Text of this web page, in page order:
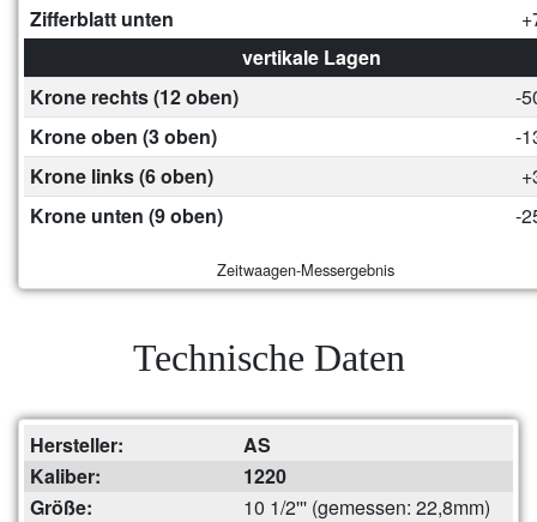
Zifferblatt unten
vertikale Lagen
Krone rechts (12 oben)
-
Krone oben (3 oben)
-
Krone links (6 oben)
Krone unten (9 oben)
-
Zeitwaagen-Messergebnis
Technische Daten
Hersteller:
AS
Kaliber:
1220
Größe:
10 1/2''' (gemessen: 22,8mm)